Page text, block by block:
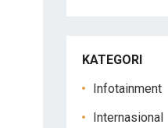
KATEGORI
Infotainment
Internasional